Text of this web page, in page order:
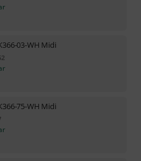
03-WH Midi
75-WH Midi